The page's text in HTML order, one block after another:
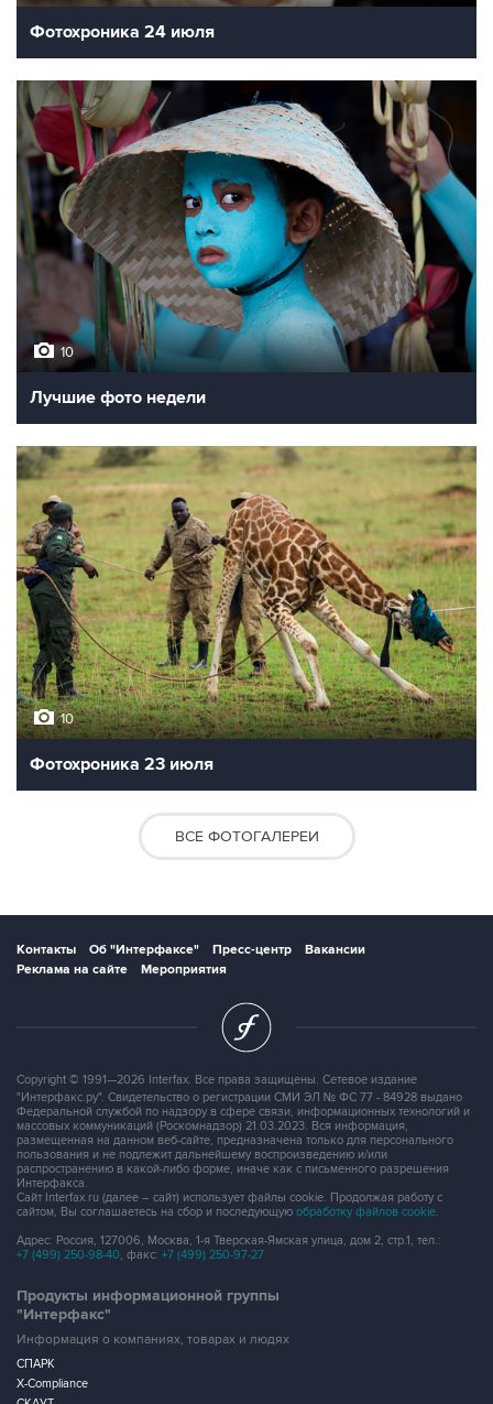
Фотохроника 24 июля
10
Лучшие фото недели
10
Фотохроника 23 июля
ВСЕ ФОТОГАЛЕРЕИ
Контакты Об "Интерфаксе" Пресс-центр
Вакансии
Реклама на сайте
Мероприятия
Copyright © 1991—2026 Interfax. Все права защищены. Сетевое издание
"Интерфакс.ру". Свидетельство о регистрации СМИ ЭЛ № ФС 77 - 84928 выдано
Федеральной службой по надзору в сфере связи, информационных технологий и
массовых коммуникаций (Роскомнадзор) 21.03.2023. Вся информация,
размещенная на данном веб-сайте, предназначена только для персонального
пользования и не подлежит дальнейшему воспроизведению и/или
распространению в какой-либо форме, иначе как с письменного разрешения
Интерфакса.
Сайт Interfax.ru (далее – сайт) использует файлы cookie. Продолжая работу с
сайтом, Вы соглашаетесь на сбор и последующую обработку файлов cookie.
Адрес: Россия, 127006, Москва, 1-я Тверская-Ямская улица, дом 2, стр.1, тел.:
+7 (499) 250-98-40, факс: +7 (499) 250-97-27
Продукты информационной группы
"Интерфакс"
Информация о компаниях, товарах и людях
СПАРК
X-Compliance